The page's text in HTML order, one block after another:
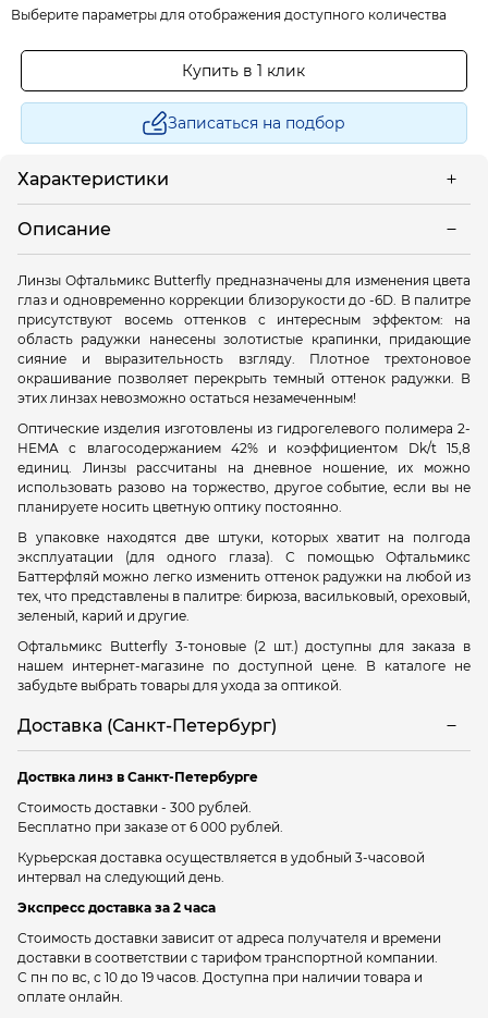
Выберите параметры для отображения доступного количества
Купить в 1 клик
Записаться на подбор
Характеристики
Описание
Линзы Офтальмикс Butterfly предназначены для изменения цвета
глаз и одновременно коррекции близорукости до -6D. В палитре
присутствуют восемь оттенков с интересным эффектом: на
область радужки нанесены золотистые крапинки, придающие
сияние и выразительность взгляду. Плотное трехтоновое
окрашивание позволяет перекрыть темный оттенок радужки. В
этих линзах невозможно остаться незамеченным!
Оптические изделия изготовлены из гидрогелевого полимера 2-
HEMA с влагосодержанием 42% и коэффициентом Dk/t 15,8
единиц. Линзы рассчитаны на дневное ношение, их можно
использовать разово на торжество, другое событие, если вы не
планируете носить цветную оптику постоянно.
В упаковке находятся две штуки, которых хватит на полгода
эксплуатации (для одного глаза). С помощью Офтальмикс
Баттерфляй можно легко изменить оттенок радужки на любой из
тех, что представлены в палитре: бирюза, васильковый, ореховый,
зеленый, карий и другие.
Офтальмикс Butterfly 3-тоновые (2 шт.) доступны для заказа в
нашем интернет-магазине по доступной цене. В каталоге не
забудьте выбрать товары для ухода за оптикой.
Доставка (Санкт-Петербург)
Доствка линз в Санкт-Петербурге
Стоимость доставки - 300 рублей.
Бесплатно при заказе от 6 000 рублей.
Курьерская доставка осуществляется в удобный 3-часовой
интервал на следующий день.
Экспресс доставка за 2 часа
Стоимость доставки зависит от адреса получателя и времени
доставки в соответствии с тарифом транспортной компании.
С пн по вс, с 10 до 19 часов. Доступна при наличии товара и
оплате онлайн.